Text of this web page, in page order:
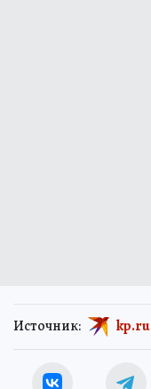
Источник: kp.ru